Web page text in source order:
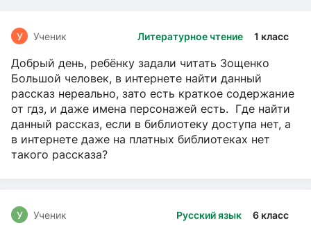
Литературное чтение 1 класс
У Ученик
Добрый день, ребёнку задали читать Зощенко
Большой человек, в интернете найти данный
рассказ нереально, зато есть краткое содержание
от гдз, и даже имена персонажей есть. Где найти
данный рассказ, если в библиотеку доступа нет, а
в интернете даже на платных библиотеках нет
такого рассказа?
Русский язык 6 класс
У Ученик